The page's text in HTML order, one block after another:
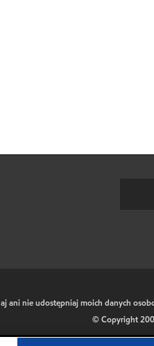
ani nie udostępniaj moich danych
© Copyright